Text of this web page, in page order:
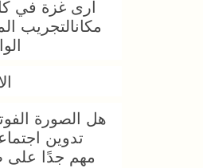
أرى غزة في
مكانالتجريب
هل الصورة
تدوين
مهم جدًا على